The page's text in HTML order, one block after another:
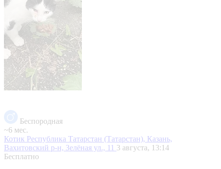
Беспородная
~6 мес.
Котик Республика Татарстан (Татарстан), Казань,
Вахитовский р-н, Зелёная ул., 11 3 августа, 13:14
Бесплатно